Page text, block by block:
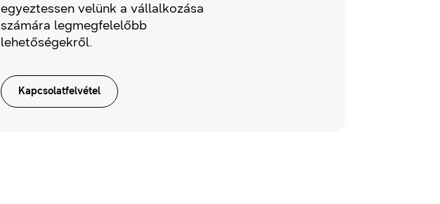
egyeztessen velünk a vállalkozása
számára legmegfelelőbb
lehetőségekről.
Kapcsolatfelvétel